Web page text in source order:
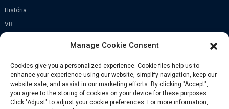
História
VR
Dedina Xi Zhen He, mesto Zhong Tang,
okres Bin Hai, Tian Jin, Čína
Telefón: +86-029-81165337
Manage Cookie Consent
Cookies give you a personalized experience. Cookie files help us to
enhance your experience using our website, simplify navigation, keep our
website safe, and assist in our marketing efforts. By clicking "Accept",
you agree to the storing of cookies on your device for these purposes.
Click "Adjust" to adjust your cookie preferences. For more information,